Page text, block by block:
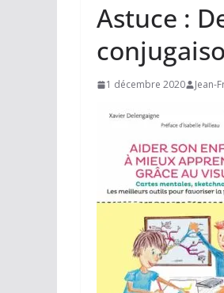
Astuce :
1 décembre 2020 Jean-